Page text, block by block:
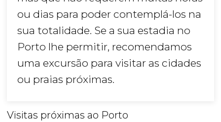
ou dias para poder contemplá-los na
sua totalidade. Se a sua estadia no
Porto lhe permitir, recomendamos
uma excursão para visitar as cidades
ou praias próximas.
Visitas próximas ao Porto